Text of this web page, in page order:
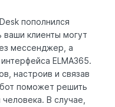
пополнился
клиенты могут
мессенджер, а
ELMA365.
настроив и связав
поможет решить
В случае,